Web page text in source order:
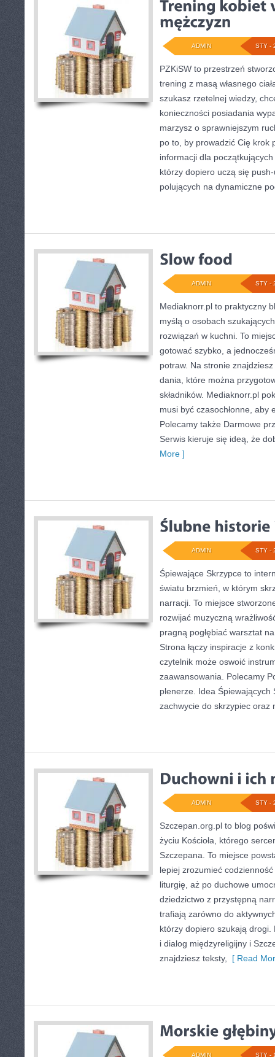
STY -
ADMIN
PZKiSW to przestrzeń
trening z masą własnego
szukasz rzetelnej wiedzy,
konieczności posiadania
marzysz o sprawniejszym
po to, by prowadzić Cię krok
informacji dla
którzy dopiero uczą się
polujących na dynamiczne
STY -
ADMIN
Mediaknorr.pl to praktyczny
myślą o osobach
rozwiązań w kuchni. To
gotować szybko, a
potraw. Na stronie
dania, które można
składników. Mediaknorr.pl
musi być czasochłonne, aby
Polecamy także Darmowe
Serwis kieruje się ideą, że
More ]
STY -
ADMIN
Śpiewające Skrzypce to
światu brzmień, w którym
narracji. To miejsce
rozwijać muzyczną
pragną pogłębiać warsztat
Strona łączy inspiracje z
czytelnik może oswoić
zaawansowania. Polecamy
plenerze. Idea Śpiewających
zachwycie do skrzypiec oraz
STY -
ADMIN
Szczepan.org.pl to blog
życiu Kościoła, którego
Szczepana. To miejsce
lepiej zrozumieć
liturgię, aż po duchowe
dziedzictwo z przystępną
trafiają zarówno do
którzy dopiero szukają
i dialog międzyreligijny i
znajdziesz teksty,
[ Read
STY -
ADMIN